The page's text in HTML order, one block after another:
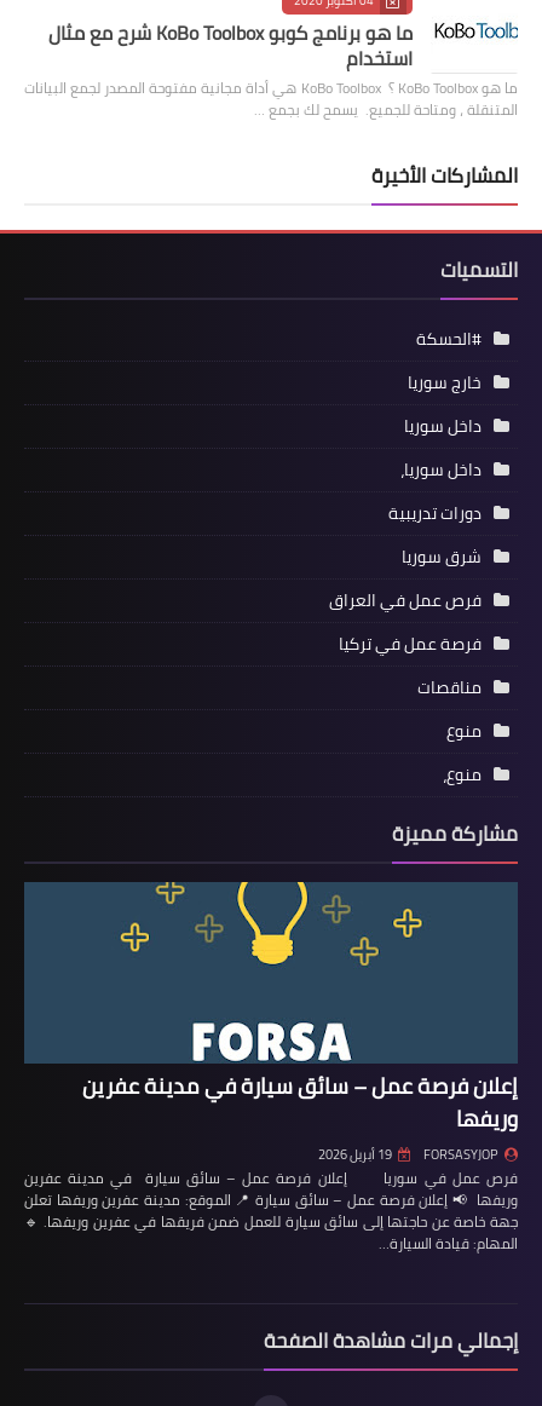
ما هو برنامج كوبو KoBo Toolbox شرح مع مثال
استخدام
ما هو KoBo Toolbox ؟ KoBo Toolbox هي أداة مجانية مفتوحة المصدر لجمع البيانات
المتنقلة ، ومتاحة للجميع. يسمح لك بجمع …
المشاركات الأخيرة
التسميات
#الحسكة
خارج سوريا
داخل سوريا
داخل سوريا،
دورات تدريبية
شرق سوريا
فرص عمل في العراق
فرصة عمل في تركيا
مناقصات
منوع
منوع،
مشاركة مميزة
إعلان فرصة عمل – سائق سيارة في مدينة عفرين
وريفها
FORSASYJOP 19 أبريل 2026
فرص عمل في سوريا إعلان فرصة عمل – سائق سيارة في مدينة عفرين
وريفها 📢 إعلان فرصة عمل – سائق سيارة 📍 الموقع: مدينة عفرين وريفها تعلن
جهة خاصة عن حاجتها إلى سائق سيارة للعمل ضمن فريقها في عفرين وريفها. 🔹
المهام: قيادة السيارة…
إجمالي مرات مشاهدة الصفحة